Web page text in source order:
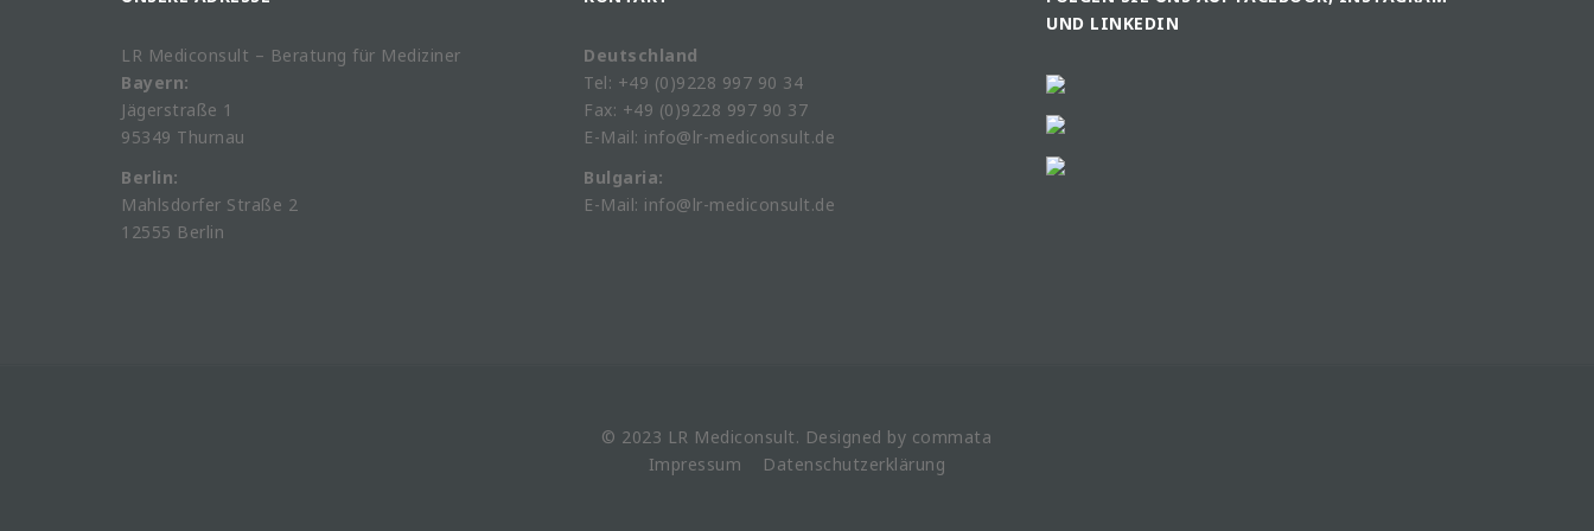
LR Mediconsult – Beratung für Mediziner
Bayern:
Jägerstraße 1
95349 Thurnau
Berlin:
Mahlsdorfer Straße 2
12555 Berlin
Deutschland
Tel: +49 (0)9228 997 90 34
Fax: +49 (0)9228 997 90 37
E-Mail: info@lr-mediconsult.de
Bulgaria:
E-Mail: info@lr-mediconsult.de
UND LINKEDIN
© 2023 LR Mediconsult. Designed by commata
Impressum
Datenschutzerklärung